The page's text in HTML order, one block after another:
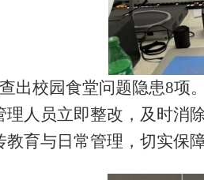
出校园食堂问题隐患8项
理人员立即整改，及时消
教育与日常管理，切实保